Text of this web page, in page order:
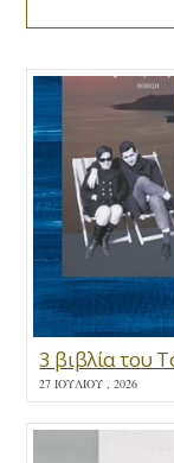
3 βιβλία του
27 ΙΟΥΛΊΟΥ , 2026